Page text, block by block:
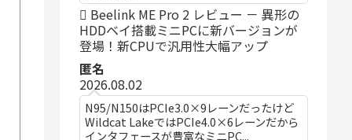
Beelink ME Pro 2 レビュー － 異形の
HDDベイ搭載ミニPCに新バージョンが
登場！新CPUで汎用性大幅アップ
匿名
2026.08.02
N95/N150はPCIe3.0×9レーンだったけど
Wildcat LakeではPCIe4.0×6レーンだから
インタフェースが豊富なミニPC...